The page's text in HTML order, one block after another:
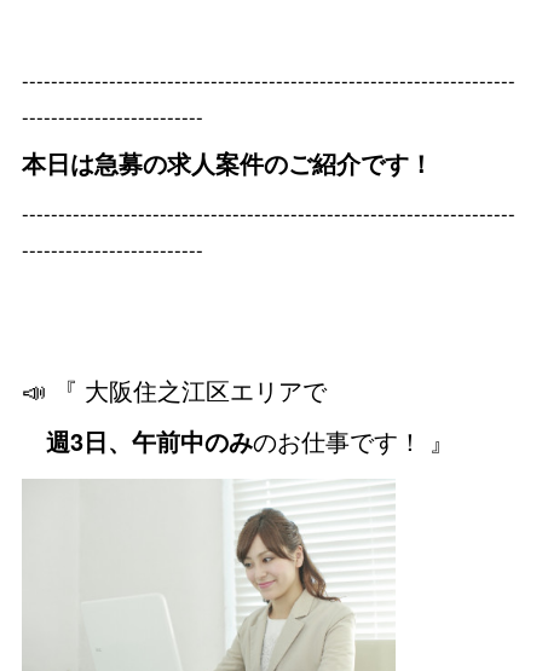
--------------------------------------------------------------------
-------------------------
本日は急募の求人案件のご紹介です！
--------------------------------------------------------------------
-------------------------
📣 『 大阪住之江区エリアで
週3日、午前中のみのお仕事です！ 』